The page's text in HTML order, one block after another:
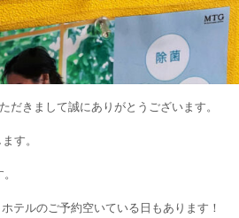
だきまして誠にありがとうございます。
す。
テルのご予約空いている日もあります！